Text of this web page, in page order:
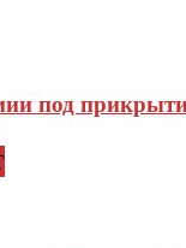
под